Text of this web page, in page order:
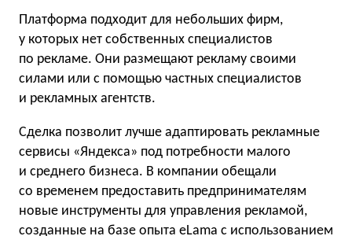
Платформа подходит для небольших фирм,
у которых нет собственных специалистов
по рекламе. Они размещают рекламу своими
силами или с помощью частных специалистов
и рекламных агентств.
Сделка позволит лучше адаптировать рекламные
сервисы «Яндекса» под потребности малого
и среднего бизнеса. В компании обещали
со временем предоставить предпринимателям
новые инструменты для управления рекламой,
созданные на базе опыта eLama с использованием